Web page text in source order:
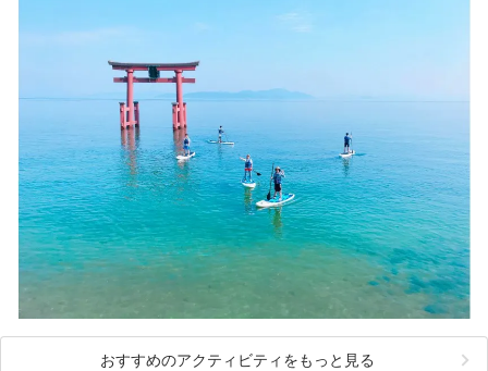
おすすめのアクティビティをもっと見る